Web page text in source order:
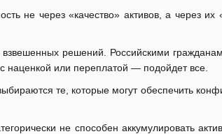
не через «качество» активов, а через их
решений. Российскими
наценкой или переплатой — подойдет все.
те, которые могут обеспечить
не способен аккумулировать